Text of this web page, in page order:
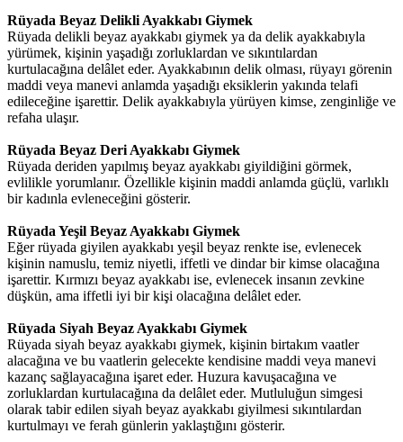
Rüyada Beyaz Delikli Ayakkabı Giymek
Rüyada delikli beyaz ayakkabı giymek ya da delik ayakkabıyla
yürümek, kişinin yaşadığı zorluklardan ve sıkıntılardan
kurtulacağına delâlet eder. Ayakkabının delik olması, rüyayı görenin
maddi veya manevi anlamda yaşadığı eksiklerin yakında telafi
edileceğine işarettir. Delik ayakkabıyla yürüyen kimse, zenginliğe ve
refaha ulaşır.
Rüyada Beyaz Deri Ayakkabı Giymek
Rüyada deriden yapılmış beyaz ayakkabı giyildiğini görmek,
evlilikle yorumlanır. Özellikle kişinin maddi anlamda güçlü, varlıklı
bir kadınla evleneceğini gösterir.
Rüyada Yeşil Beyaz Ayakkabı Giymek
Eğer rüyada giyilen ayakkabı yeşil beyaz renkte ise, evlenecek
kişinin namuslu, temiz niyetli, iffetli ve dindar bir kimse olacağına
işarettir. Kırmızı beyaz ayakkabı ise, evlenecek insanın zevkine
düşkün, ama iffetli iyi bir kişi olacağına delâlet eder.
Rüyada Siyah Beyaz Ayakkabı Giymek
Rüyada siyah beyaz ayakkabı giymek, kişinin birtakım vaatler
alacağına ve bu vaatlerin gelecekte kendisine maddi veya manevi
kazanç sağlayacağına işaret eder. Huzura kavuşacağına ve
zorluklardan kurtulacağına da delâlet eder. Mutluluğun simgesi
olarak tabir edilen siyah beyaz ayakkabı giyilmesi sıkıntılardan
kurtulmayı ve ferah günlerin yaklaştığını gösterir.